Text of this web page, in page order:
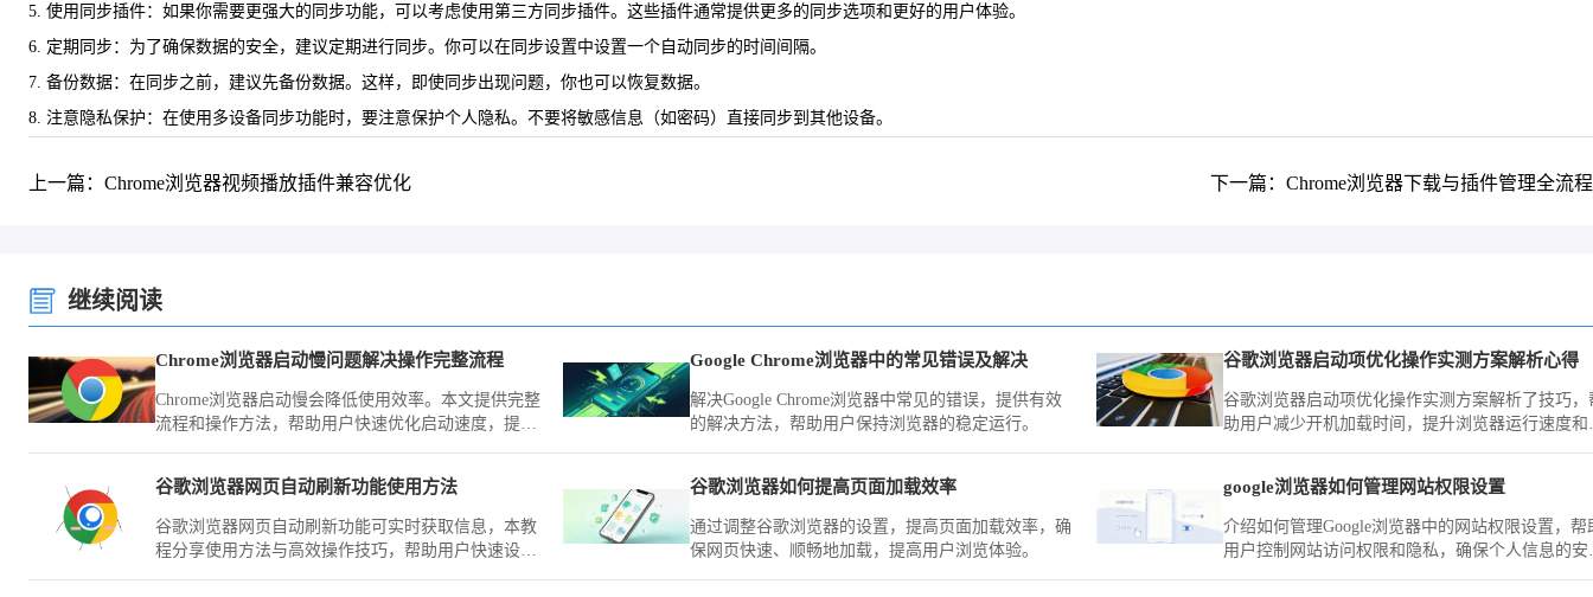
5. 使用同步插件：如果你需要更强大的同步功能，可以考虑使用第三方同步插件。这些插件通常提供更多的同步选项和更好的用户体验。
6. 定期同步：为了确保数据的安全，建议定期进行同步。你可以在同步设置中设置一个自动同步的时间间隔。
7. 备份数据：在同步之前，建议先备份数据。这样，即使同步出现问题，你也可以恢复数据。
8. 注意隐私保护：在使用多设备同步功能时，要注意保护个人隐私。不要将敏感信息（如密码）直接同步到其他设备。
上一篇：Chrome浏览器视频播放插件兼容优化 下一篇：Chrome浏览器下载与插件管理全流
继续阅读
Chrome浏览器启动慢问题解决操作完整流程
Chrome浏览器启动慢会降低使用效率。本文提供完整
流程和操作方法，帮助用户快速优化启动速度，提高
Google Chrome浏览器中的常见错误及解决
解决Google Chrome浏览器中常见的错误，提供有效
的解决方法，帮助用户保持浏览器的稳定运行。
谷歌浏览器启动项优化操作实测方案解析心得
谷歌浏览器启动项优化操作实测方案解析了技巧，
助用户减少开机加载时间，提升浏览器运行速度和
谷歌浏览器网页自动刷新功能使用方法
谷歌浏览器网页自动刷新功能可实时获取信息，本教
程分享使用方法与高效操作技巧，帮助用户快速设置
谷歌浏览器如何提高页面加载效率
通过调整谷歌浏览器的设置，提高页面加载效率，确
保网页快速、顺畅地加载，提高用户浏览体验。
google浏览器如何管理网站权限设置
介绍如何管理Google浏览器中的网站权限设置，帮
用户控制网站访问权限和隐私，确保个人信息的安